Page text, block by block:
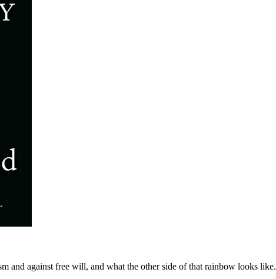
and against free will, and what the other side of that rainbow looks like.